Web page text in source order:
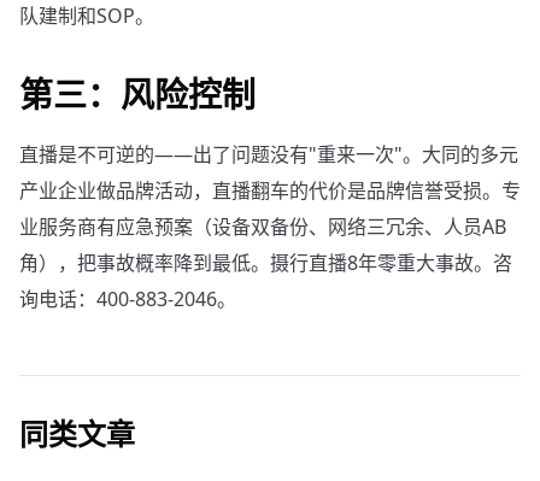
队建制和SOP。
第三：风险控制
直播是不可逆的——出了问题没有"重来一次"。大同的多元
产业企业做品牌活动，直播翻车的代价是品牌信誉受损。专
业服务商有应急预案（设备双备份、网络三冗余、人员AB
角），把事故概率降到最低。摄行直播8年零重大事故。咨
询电话：400-883-2046。
同类文章